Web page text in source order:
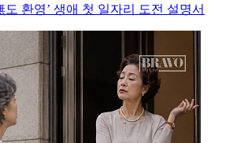
도 환영’ 생애 첫 일자리 도전 설명서